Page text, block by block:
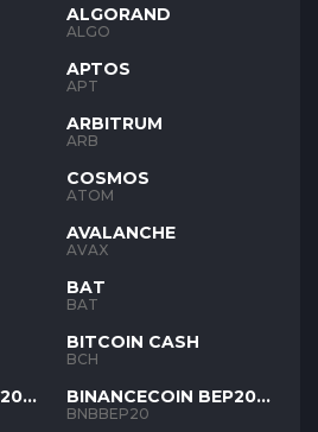
ALGORAND
ALGO
APTOS
APT
ARBITRUM
ARB
COSMOS
ATOM
AVALANCHE
AVAX
BAT
BAT
BITCOIN CASH
BCH
BINANCECOIN BEP20
BNB
BNBBEP20